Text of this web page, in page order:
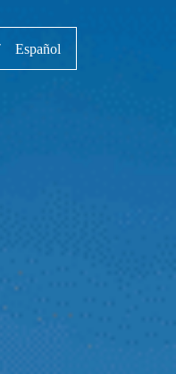
Español